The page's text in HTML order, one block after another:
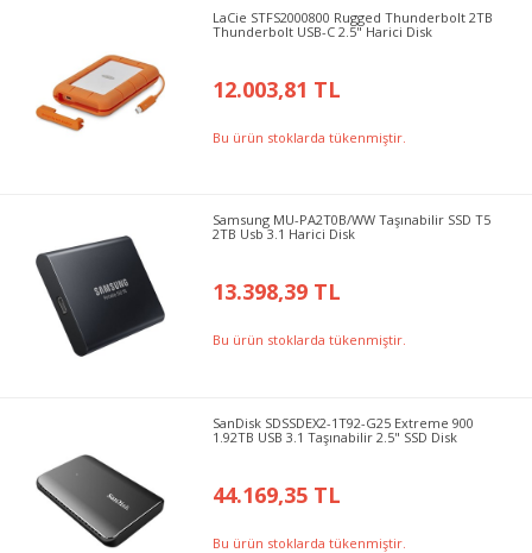
LaCie STFS2000800 Rugged Thunderbolt 2TB
Thunderbolt USB-C 2.5" Harici Disk
12.003,81 TL
Bu ürün stoklarda tükenmiştir.
Samsung MU-PA2T0B/WW Taşınabilir SSD T5
2TB Usb 3.1 Harici Disk
13.398,39 TL
Bu ürün stoklarda tükenmiştir.
SanDisk SDSSDEX2-1T92-G25 Extreme 900
1.92TB USB 3.1 Taşınabilir 2.5" SSD Disk
44.169,35 TL
Bu ürün stoklarda tükenmiştir.